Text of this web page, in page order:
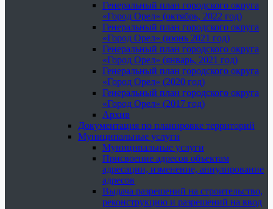
Генеральный план городского округа
«Город Орел» (октябрь, 2022 год)
Генеральный план городского округа
«Город Орел» (июнь 2021 год)
Генеральный план городского округа
«Город Орел» (январь, 2021 год)
Генеральный план городского округа
«Город Орел» (2020 год)
Генеральный план городского округа
«Город Орел» (2017 год)
Архив
Документация по планировке территорий
Муниципальные услуги
Муниципальные услуги
Присвоение адресов объектам
адресации, изменение, аннулирование
адресов
Выдача разрешений на строительство,
реконструкцию и разрешений на ввод